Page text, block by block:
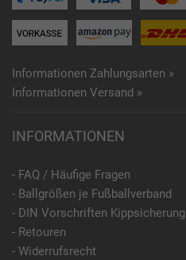
Informationen Zahlungsarten »
Informationen Versand »
INFORMATIONEN
- FAQ / Häufige Fragen
- Ballgrößen je Fußballverband
- DIN Vorschriften Kippsicherung
- Retouren
- Widerrufsrecht